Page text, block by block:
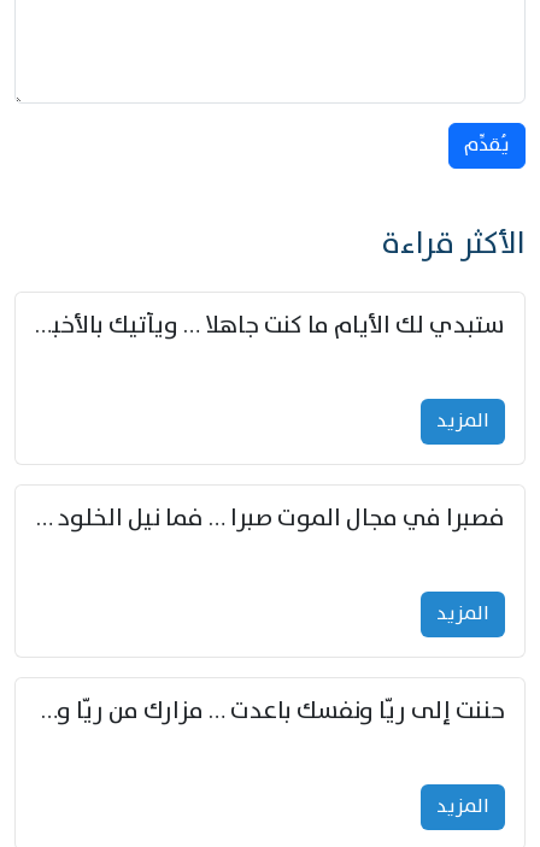
يُقدِّم
الأكثر قراءة
ستبدي لك الأيام ما كنت جاهلا … ويأتيك بالأخبار من لم تزوّد
المزید
فصبرا في مجال الموت صبرا … فما نيل الخلود بمستطاع
المزید
حننت إلى ريّا ونفسك باعدت … مزارك من ريّا وشعباكما معا
المزید